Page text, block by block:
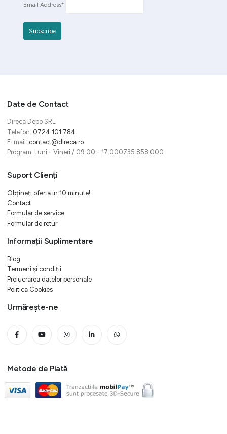
Email Address*
Date de Contact
Direca Depo SRL
Telefon: 0724 101 784
E-mail: contact@direca.ro
Program: Luni - Vineri / 09:00 - 17:000735 858 000
Suport Clienți
Obțineți oferta in 10 minute!
Contact
Formular de service
Formular de retur
Informații Suplimentare
Blog
Termeni și condiții
Prelucrarea datelor personale
Politica Cookies
Urmărește-ne
Metode de Plată